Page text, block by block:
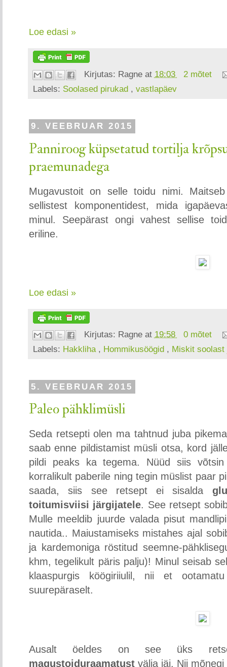
Loe edasi »
Kirjutas: Ragne at 18:03
2 mõtet
Labels: Soolased pirukad , vastlapäev
9. VEEBRUAR 2015
Panniroog küpsetatud tortilja
praemunadega
Mugavustoit on selle toidu nimi.
sellistest komponentidest, mida
minul. Seepärast ongi vahest sellise
eriline.
Loe edasi »
Kirjutas: Ragne at 19:58
0 mõtet
Labels: Hakkliha , Hommikusöögid , Miskit
5. VEEBRUAR 2015
Paleo pähklimüsli
Seda retsepti olen ma tahtnud juba
saab enne pildistamist müsli otsa, kord
pildi peaks ka tegema. Nüüd siis
korralikult paberile ning tegin müslist paar
saada, siis see retsept ei sisalda
toitumisviisi järgijatele. See retsept
Mulle meeldib juurde valada pisut
nautida.. Maiustamiseks mistahes ajal
ja kardemoniga röstitud seemne-
khm, tegelikult päris palju)! Minul seisab
klaaspurgis köögiriiulil, nii et
suurepäraselt.
Ausalt öeldes on see üks
magustoiduraamatust välja jäi. Nii